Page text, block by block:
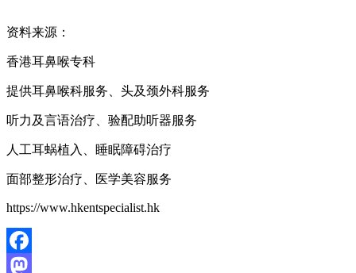
资料来源：
香港耳鼻喉专科
提供耳鼻喉科服务、头及颈外科服务
听力及言语治疗、验配助听器服务
人工耳蜗植入、睡眠障碍治疗
面部整形治疗、医学美容服务
https://www.hkentspecialist.hk
Facebook